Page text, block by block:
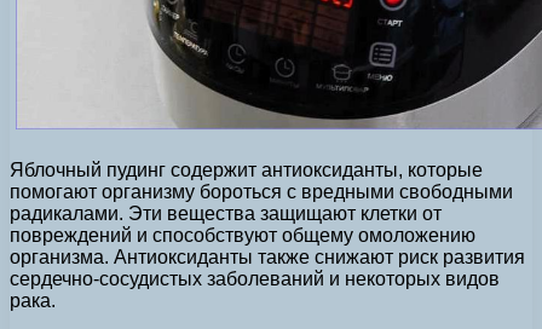
Яблочный пудинг содержит антиоксиданты, которые
помогают организму бороться с вредными свободными
радикалами. Эти вещества защищают клетки от
повреждений и способствуют общему омоложению
организма. Антиоксиданты также снижают риск развития
сердечно-сосудистых заболеваний и некоторых видов
рака.